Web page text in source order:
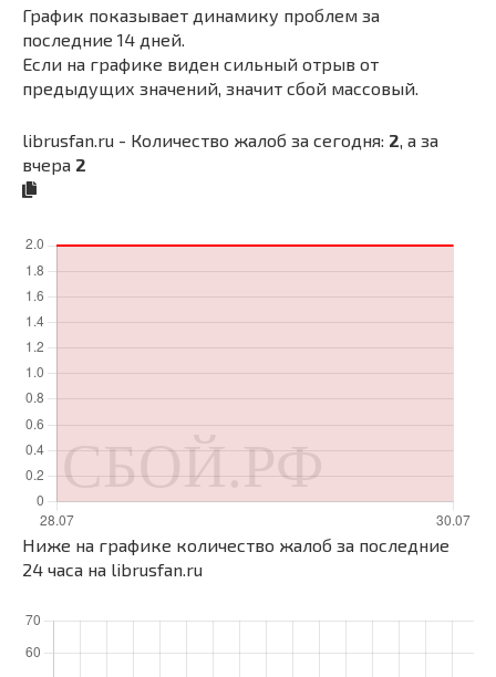
График показывает динамику проблем за
последние 14 дней.
Если на графике виден сильный отрыв от
предыдущих значений, значит сбой массовый.
librusfan.ru - Количество жалоб за сегодня: 2 , а за
вчера 2
Ниже на графике количество жалоб за последние
24 часа на librusfan.ru